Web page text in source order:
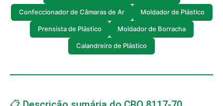
Confeccionador de Câmaras de Ar Moldador de Plástico
Prensista de Plástico Moldador de Borracha
Calandreiro de Plástico